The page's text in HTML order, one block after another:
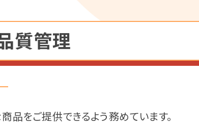
質管理
をご提供できるよう務めています。